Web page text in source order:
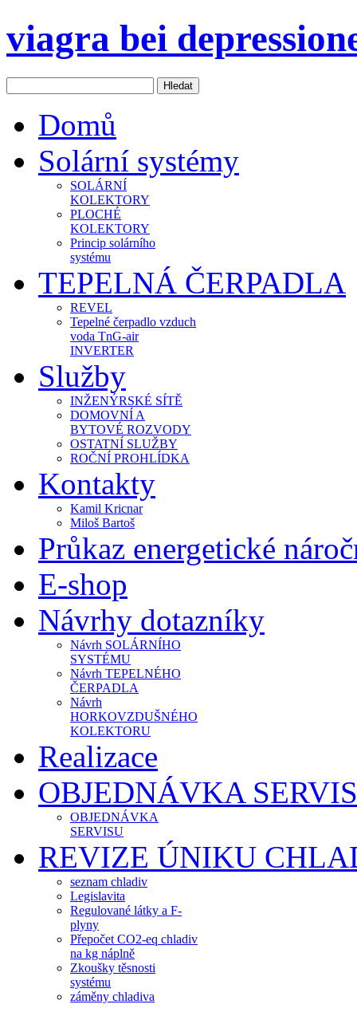
viagra bei
Domů
Solární systémy
SOLÁRNÍ
KOLEKTORY
PLOCHÉ
KOLEKTORY
Princip solárního
systému
TEPELNÁ ČERPADLA
REVEL
Tepelné čerpadlo vzduch
voda TnG-air
INVERTER
Služby
INŽENÝRSKÉ SÍTĚ
DOMOVNÍ A
BYTOVÉ ROZVODY
OSTATNÍ SLUŽBY
ROČNÍ PROHLÍDKA
Kontakty
Kamil Kricnar
Miloš Bartoš
Průkaz energetické
E-shop
Návrhy dotazníky
Návrh SOLÁRNÍHO
SYSTÉMU
Návrh TEPELNÉHO
ČERPADLA
Návrh
HORKOVZDUŠNÉHO
KOLEKTORU
Realizace
OBJEDNÁVKA
OBJEDNÁVKA
SERVISU
REVIZE ÚNIKU
seznam chladiv
Legislavita
Regulované látky a F-
plyny
Přepočet CO2-eq chladiv
na kg náplně
Zkoušky těsnosti
systému
záměny chladiva